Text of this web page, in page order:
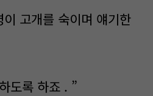
고개를 숙이며 얘기한
도록 하죠 . ”